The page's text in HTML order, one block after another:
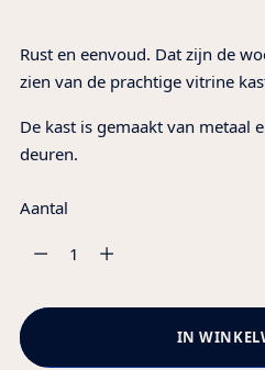
Rust en eenvoud. Dat zijn de
zien van de prachtige vitrine
De kast is gemaakt van metaal
deuren.
Aantal
IN